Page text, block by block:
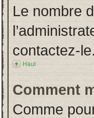
Le nombre
contactez-le.
Haut
Comment
Comme